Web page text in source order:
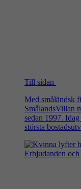
Till sidan
Med småländsk
SmålandsVillan
sedan 1997.
största
Erbjudanden